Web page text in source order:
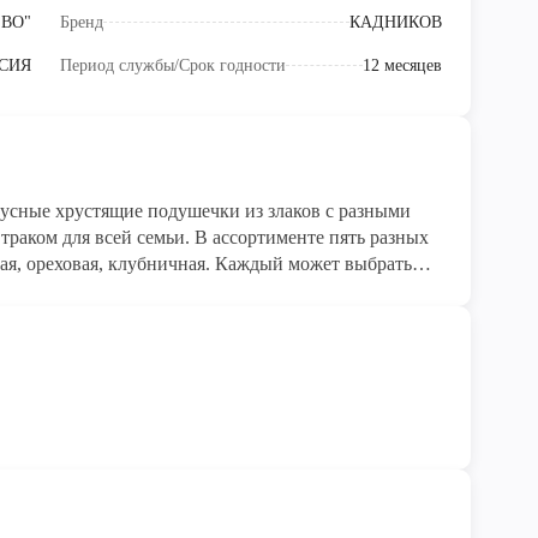
Бренд КАДНИКОВ
Период службы/Срок годности 12 месяцев
для всей семьи. В ассортименте пять разных
ореховая, клубничная. Каждый может выбрать